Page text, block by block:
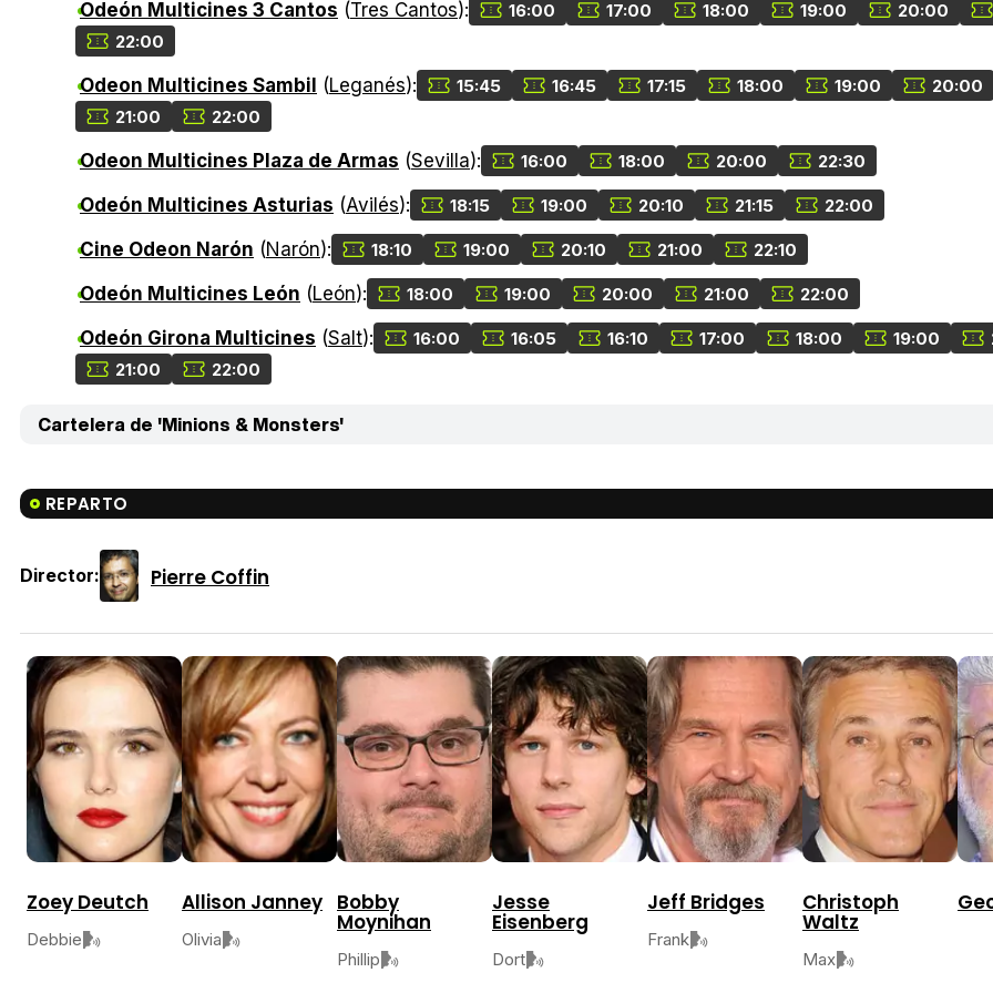
Odeón Multicines 3 Cantos (Tres Cantos): 16:00 17:00 18:00 19:00 20:00
22:00
Odeon Multicines Sambil (Leganés): 15:45 16:45 17:15 18:00 19:00
20:00
21:00
22:00
Odeon Multicines Plaza de Armas (Sevilla): 16:00 18:00 20:00 22:30
Odeón Multicines Asturias (Avilés): 18:15 19:00 20:10 21:15 22:00
Cine Odeon Narón (Narón): 18:10 19:00 20:10 21:00 22:10
Odeón Multicines León (León): 18:00 19:00 20:00 21:00 22:00
Odeón Girona Multicines (Salt): 16:00 16:05 16:10 17:00 18:00 19:00
21:00
22:00
Cartelera de 'Minions & Monsters'
REPARTO
Director: Pierre Coffin
Zoey Deutch
Debbie
Allison Janney
Olivia
Bobby
Moynihan
Phillip
Jesse
Eisenberg
Dort
Jeff Bridges
Frank
Christoph
Waltz
Max